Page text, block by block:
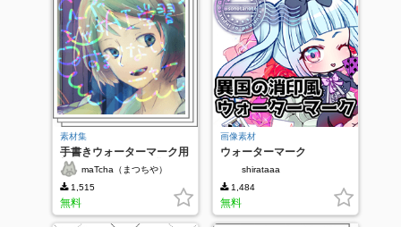
素材集
手書きウォーターマーク用
虹色ペン&モノクロ化アク
ションmaTcha（まつちや）
1,515
無料
画像素材
ウォーターマーク
shirataaa
1,484
無料